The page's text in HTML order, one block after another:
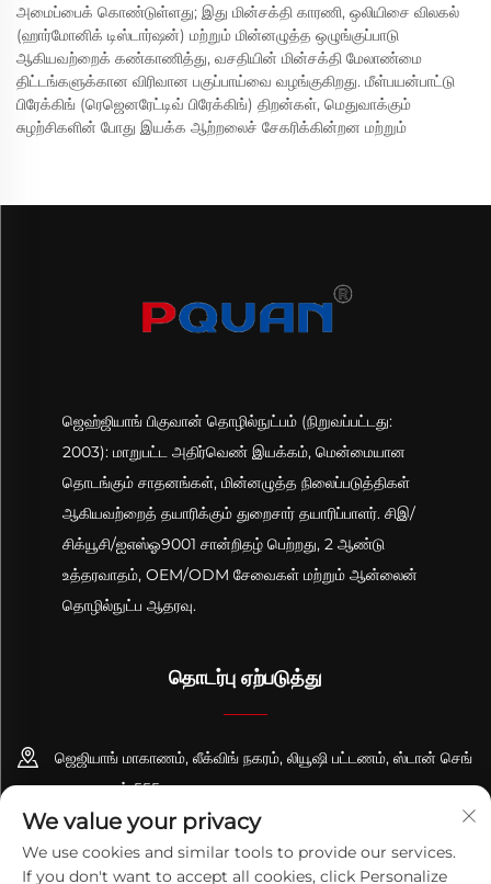
அமைப்பைக் கொண்டுள்ளது; இது மின்சக்தி காரணி, ஒலியிசை விலகல்
(ஹார்மோனிக் டிஸ்டார்ஷன்) மற்றும் மின்னழுத்த ஒழுங்குப்பாடு
ஆகியவற்றைக் கண்காணித்து, வசதியின் மின்சக்தி மேலாண்மை
திட்டங்களுக்கான விரிவான பகுப்பாய்வை வழங்குகிறது. மீள்பயன்பாட்டு
பிரேக்கிங் (ரெஜெனரேட்டிவ் பிரேக்கிங்) திறன்கள், மெதுவாக்கும்
சுழற்சிகளின் போது இயக்க ஆற்றலைச் சேகரிக்கின்றன மற்றும்
ஜெஹ்ஜியாங் பிகுவான் தொழில்நுட்பம் (நிறுவப்பட்டது:
2003): மாறுபட்ட அதிர்வெண் இயக்கம், மென்மையான
தொடங்கும் சாதனங்கள், மின்னழுத்த நிலைப்படுத்திகள்
ஆகியவற்றைத் தயாரிக்கும் துறைசார் தயாரிப்பாளர். சிஇ/
சிக்யூசி/ஐஎஸ்ஓ9001 சான்றிதழ் பெற்றது, 2 ஆண்டு
உத்தரவாதம், OEM/ODM சேவைகள் மற்றும் ஆன்லைன்
தொழில்நுட்ப ஆதரவு.
தொடர்பு ஏற்படுத்து
ஜெஜியாங் மாகாணம், லீக்விங் நகரம், லியூஷி பட்டணம், ஸ்டான் செங்
சாலை, எண் 555
+86-13695814656
We value your privacy
We use cookies and similar tools to provide our services.
If you don't want to accept all cookies, click Personalize